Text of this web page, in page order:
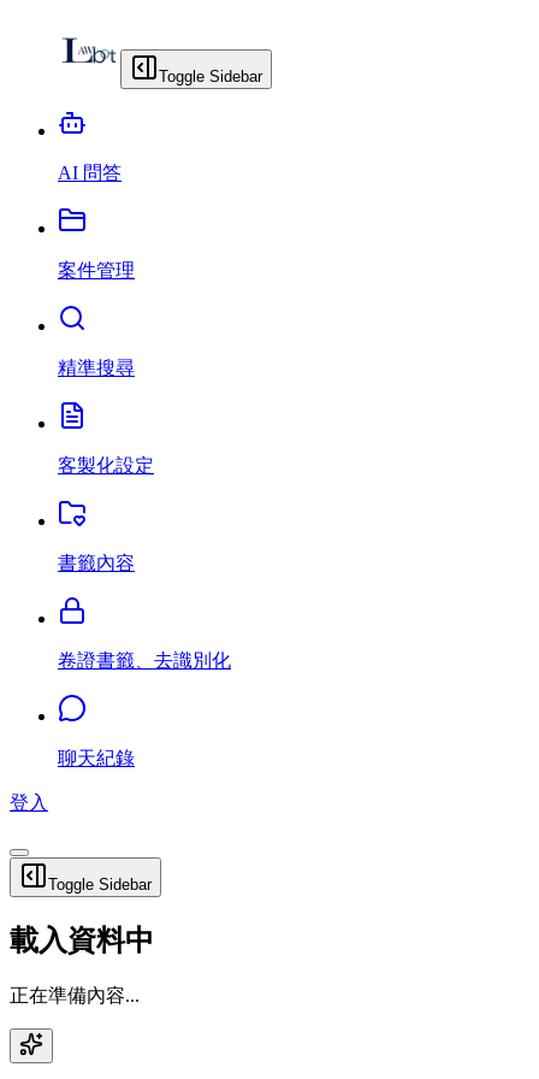
Toggle Sidebar
AI 問答
案件管理
精準搜尋
客製化設定
書籤內容
卷證書籤、去識別化
聊天紀錄
登入
Toggle Sidebar
載入資料中
正在準備內容...